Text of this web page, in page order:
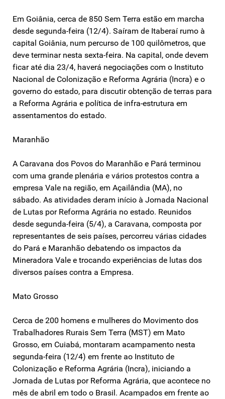
Em Goiânia, cerca de 850 Sem Terra estão em marcha
desde segunda-feira (12/4). Saíram de Itaberaí rumo à
capital Goiânia, num percurso de 100 quilômetros, que
deve terminar nesta sexta-feira. Na capital, onde devem
ficar até dia 23/4, haverá negociações com o Instituto
Nacional de Colonização e Reforma Agrária (Incra) e o
governo do estado, para discutir obtenção de terras para
a Reforma Agrária e política de infra-estrutura em
assentamentos do estado.
Maranhão
A Caravana dos Povos do Maranhão e Pará terminou
com uma grande plenária e vários protestos contra a
empresa Vale na região, em Açailândia (MA), no
sábado. As atividades deram início à Jornada Nacional
de Lutas por Reforma Agrária no estado. Reunidos
desde segunda-feira (5/4), a Caravana, composta por
representantes de seis países, percorreu várias cidades
do Pará e Maranhão debatendo os impactos da
Mineradora Vale e trocando experiências de lutas dos
diversos países contra a Empresa.
Mato Grosso
Cerca de 200 homens e mulheres do Movimento dos
Trabalhadores Rurais Sem Terra (MST) em Mato
Grosso, em Cuiabá, montaram acampamento nesta
segunda-feira (12/4) em frente ao Instituto de
Colonização e Reforma Agrária (Incra), iniciando a
Jornada de Lutas por Reforma Agrária, que acontece no
mês de abril em todo o Brasil. Acampados em frente ao